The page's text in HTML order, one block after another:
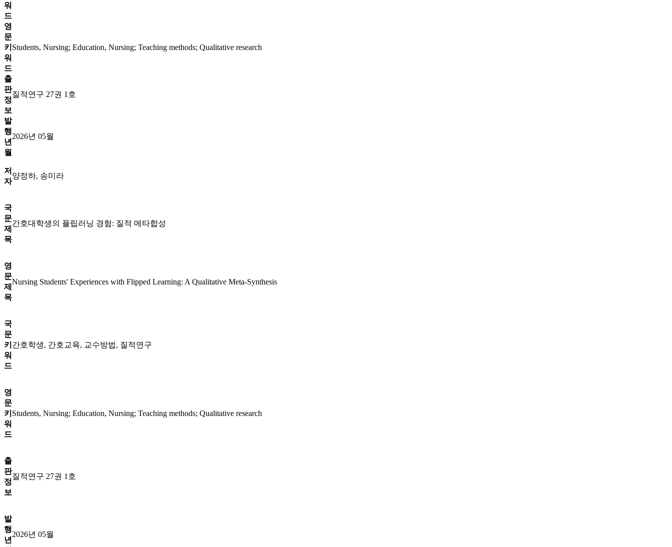
워
드
영
문
키
워
드
Students, Nursing; Education, Nursing; Teaching methods; Qualitative research
출
판
정
보
질적연구 27권 1호
발
행
년
월
2026년 05월
저
자
양정하, 송미라
국
문
제
목
간호대학생의 플립러닝 경험: 질적 메타합성
영
문
제
목
Nursing Students' Experiences with Flipped Learning: A Qualitative Meta-Synthesis
국
문
키
워
드
간호학생, 간호교육, 교수방법, 질적연구
영
문
키
워
드
Students, Nursing; Education, Nursing; Teaching methods; Qualitative research
출
판
정
보
질적연구 27권 1호
발
행
년
2026년 05월